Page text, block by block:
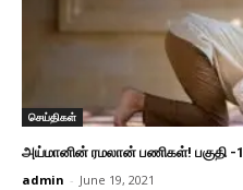
செய்திகள்
அய்மானின் ரமலான் பணிகள்! பகுதி -1
admin - June 19, 2021